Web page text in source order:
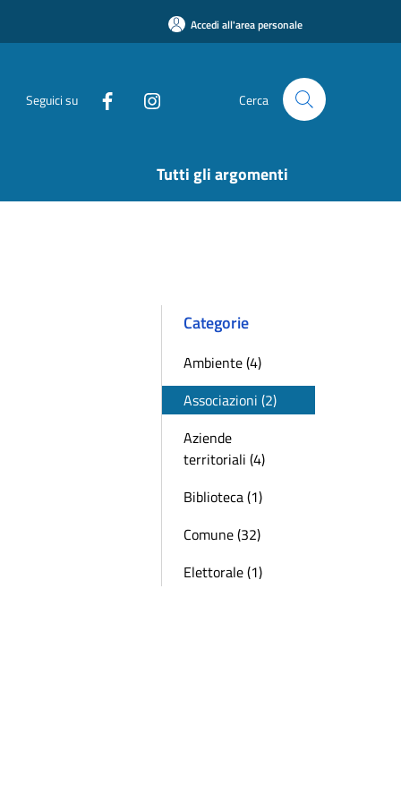
Accedi all'area personale
Seguici su Cerca
Tutti gli argomenti
Categorie
Ambiente (4)
Associazioni (2)
Aziende
territoriali (4)
Biblioteca (1)
Comune (32)
Elettorale (1)